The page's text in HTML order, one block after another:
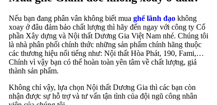
Nếu bạn đang phân vân không biết mua ghế lãnh đạo không
xoay ở đâu đảm bảo chất lượng thì hãy đến ngay với công ty Cổ
phần Xây dựng và Nội thất Dương Gia Việt Nam nhé. Chúng tôi
là nhà phân phối chính thức những sản phẩm chính hãng thuộc
các thương hiệu nổi tiếng như: Nội thất Hòa Phát, 190, Fami,…
Chính vì vậy bạn có thể hoàn toàn yên tâm về chất lượng, giá
thành sản phẩm.
Không chỉ vậy, lựa chọn Nội thất Dương Gia thì các bạn còn
nhận được sự hỗ trợ và tư vấn tận tình của đội ngũ công nhân